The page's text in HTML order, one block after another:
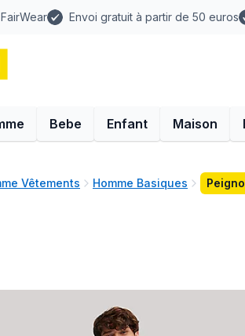
Envoi gratuit à partir de 50 euros
Bebe Enfant Maison
Vêtements Homme Basiques